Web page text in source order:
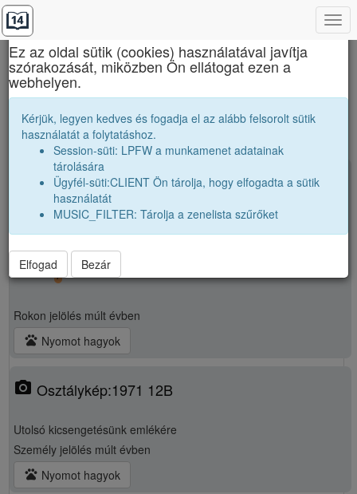
14-es számú Líceum
M. Ákos
Tanár úr: földrajz
Tantárgy: földrajz
Iskola:
people_outline
7
Rokon jelölés múlt évben
pets Nyomot hagyok
photo_camera Osztálykép:1971 12B
Utolsó kicsengetésünk emlékére
Személy jelölés múlt évben
pets Nyomot hagyok
×
Ez az oldal sütik (cookies) használatával javítja
szórakozását, miközben Ön ellátogat ezen a
webhelyen.
Kérjük, legyen kedves és fogadja el az alább felsorolt sütik
használatát a folytatáshoz.
Session-süti: LPFW a munkamenet adatainak
tárolására
Ügyfél-süti:CLIENT Ön tárolja, hogy elfogadta a sütik
használatát
MUSIC_FILTER: Tárolja a zenelista szűrőket
Elfogad Bezár